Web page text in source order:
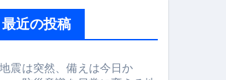
最近の投稿
地震は突然、備えは今日か